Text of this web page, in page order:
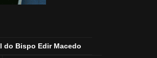
do Bispo Edir Macedo